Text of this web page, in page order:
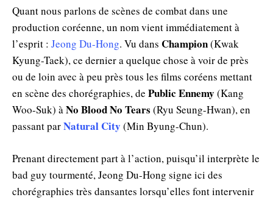
Quant nous parlons de scènes de combat dans une
production coréenne, un nom vient immédiatement à
l’esprit : Jeong Du-Hong. Vu dans Champion(Kwak
Kyung-Taek), ce dernier a quelque chose à voir de près
ou de loin avec à peu près tous les films coréens mettant
en scène des chorégraphies, de Public Ennemy (Kang
Woo-Suk) àNo Blood No Tears (Ryu Seung-Hwan), en
passant parNatural City (Min Byung-Chun).
Prenant directement part à l’action, puisqu’il interprète le
bad guy tourmenté, Jeong Du-Hong signe ici des
chorégraphies très dansantes lorsqu’elles font intervenir